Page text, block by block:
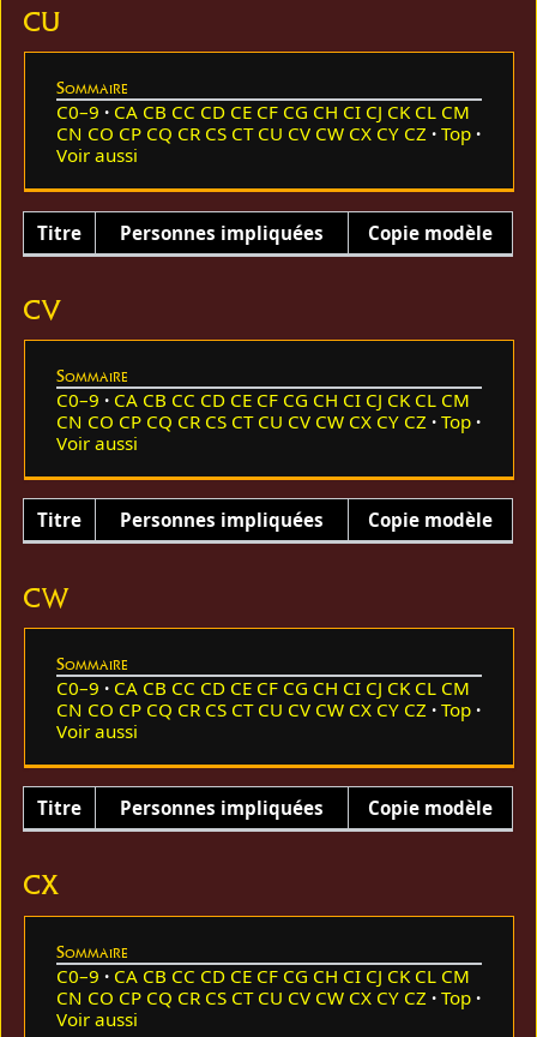
CU
Sommaire
C0–9 CA CB CC CD CE CF CG CH CI CJ CK CL CM
CN CO CP CQ CR CS CT CU CV CW CX CY CZ
Top
Voir aussi
Titre Personnes impliquées Copie modèle
CV
Sommaire
C0–9 CA CB CC CD CE CF CG CH CI CJ CK CL CM
CN CO CP CQ CR CS CT CU CV CW CX CY CZ
Top
Voir aussi
Titre Personnes impliquées Copie modèle
CW
Sommaire
C0–9 CA CB CC CD CE CF CG CH CI CJ CK CL CM
CN CO CP CQ CR CS CT CU CV CW CX CY CZ
Top
Voir aussi
Titre Personnes impliquées Copie modèle
CX
Sommaire
C0–9 CA CB CC CD CE CF CG CH CI CJ CK CL CM
CN CO CP CQ CR CS CT CU CV CW CX CY CZ
Top
Voir aussi